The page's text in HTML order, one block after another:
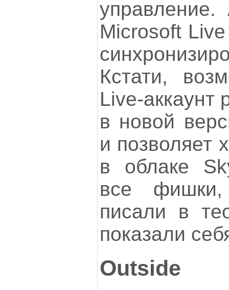
управление.
Microsoft
Кстати,
Live-аккаунт
в новой
и позволяет
в облаке
все
писали в
показали
Outside